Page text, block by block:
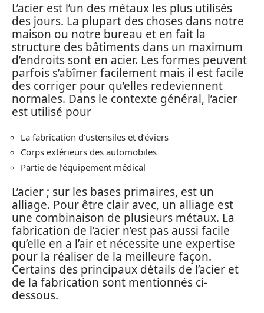
L’acier est l’un des métaux les plus utilisés
des jours. La plupart des choses dans notre
maison ou notre bureau et en fait la
structure des bâtiments dans un maximum
d’endroits sont en acier. Les formes peuvent
parfois s’abîmer facilement mais il est facile
des corriger pour qu’elles redeviennent
normales. Dans le contexte général, l’acier
est utilisé pour
La fabrication d’ustensiles et d’éviers
Corps extérieurs des automobiles
Partie de l’équipement médical
L’acier ; sur les bases primaires, est un
alliage. Pour être clair avec, un alliage est
une combinaison de plusieurs métaux. La
fabrication de l’acier n’est pas aussi facile
qu’elle en a l’air et nécessite une expertise
pour la réaliser de la meilleure façon.
Certains des principaux détails de l’acier et
de la fabrication sont mentionnés ci-
dessous.